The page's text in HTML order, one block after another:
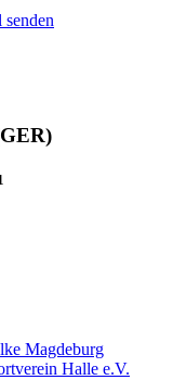
Magdeburg
Halle e.V.